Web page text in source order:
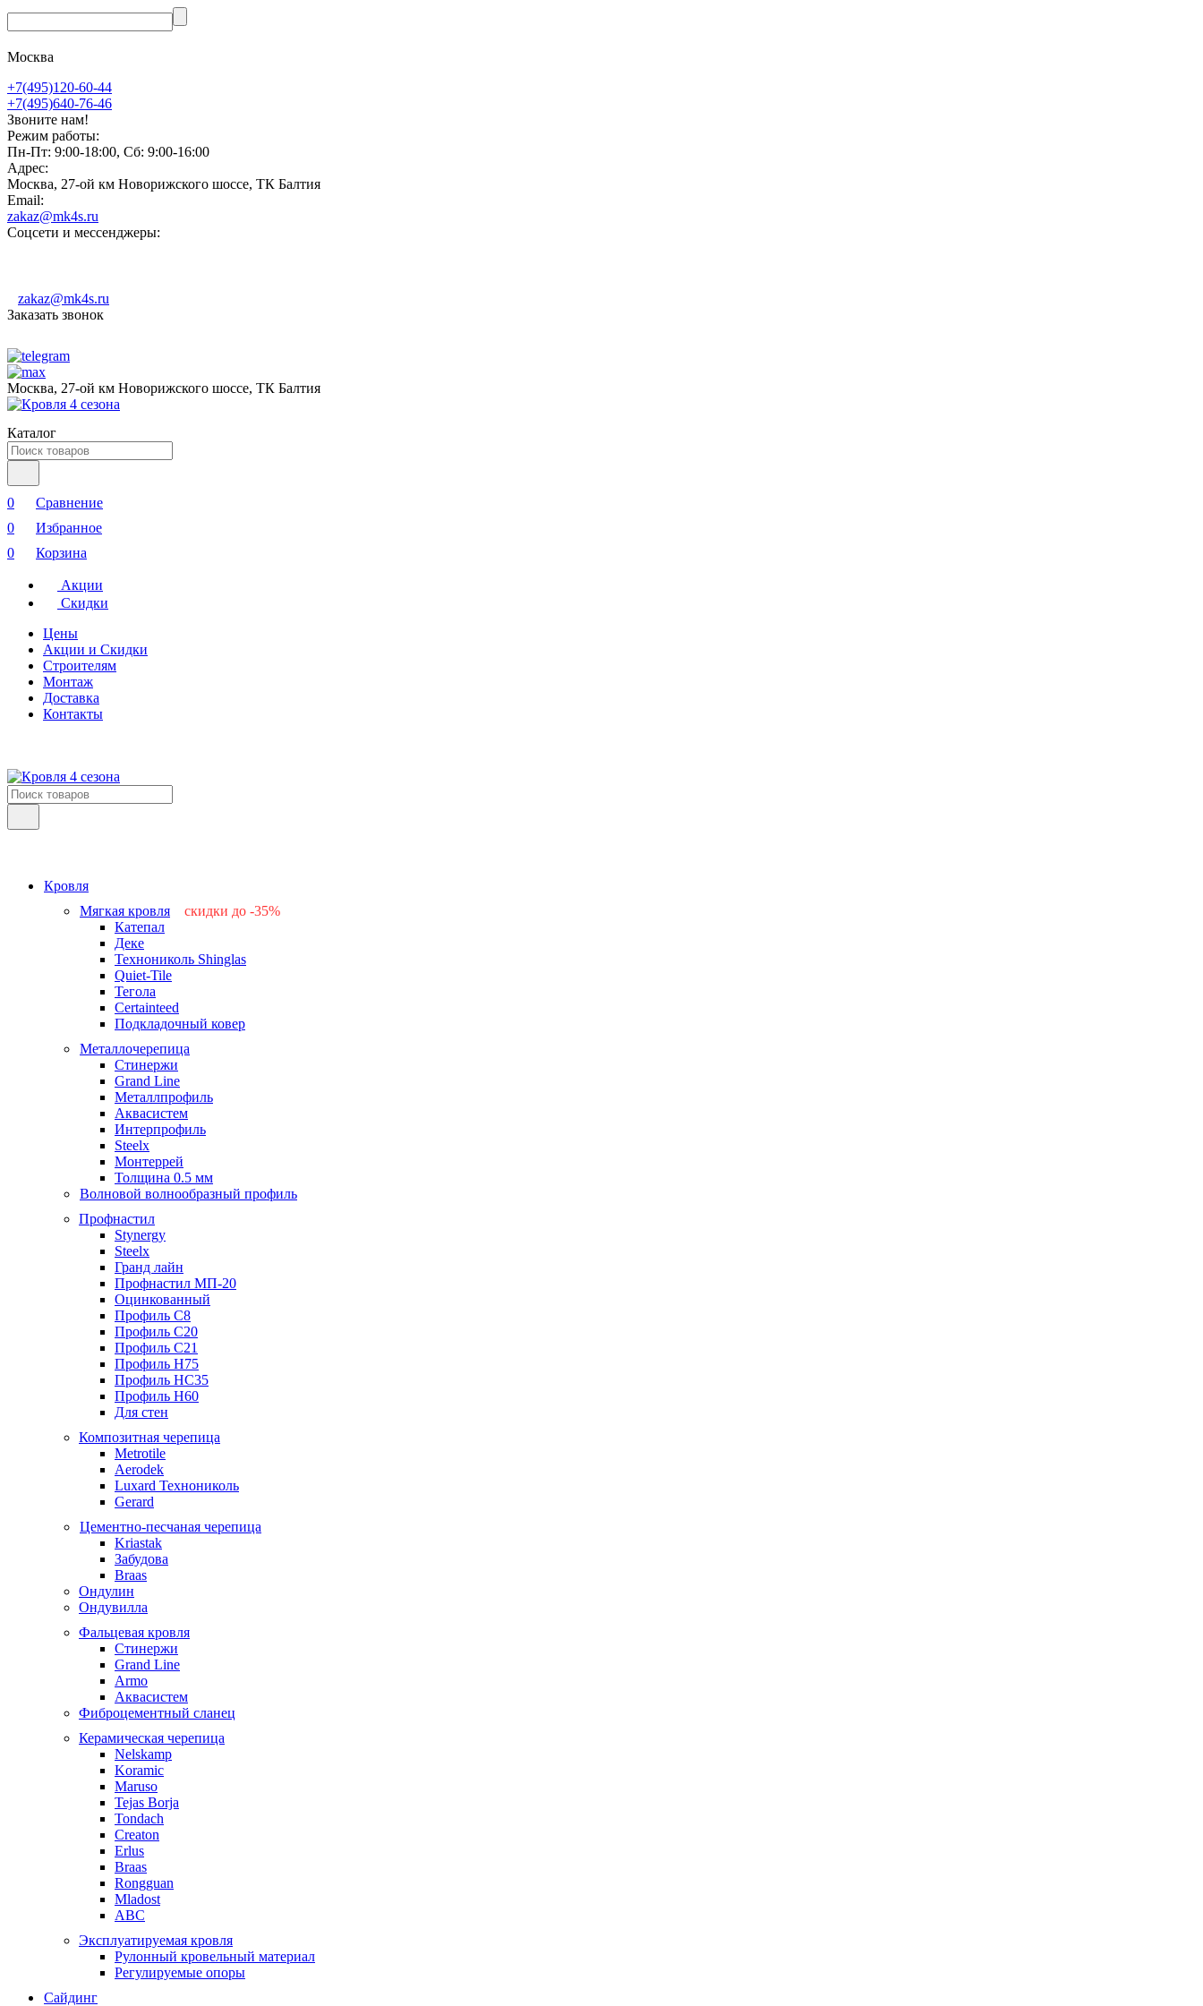
Москва
+7(495)120-60-44
+7(495)640-76-46
Звоните нам!
Режим работы:
Пн-Пт: 9:00-18:00, Сб: 9:00-16:00
Адрес:
Москва, 27-ой км Новорижского шоссе, ТК Балтия
Email:
zakaz@mk4s.ru
Соцсети и мессенджеры:
zakaz@mk4s.ru
Заказать звонок
Москва, 27-ой км Новорижского шоссе, ТК Балтия
Каталог
0
Сравнение
0
Избранное
0
Корзина
Акции
Скидки
Цены
Акции и Скидки
Строителям
Монтаж
Доставка
Контакты
Кровля
Мягкая кровля
скидки до -35%
Катепал
Деке
Технониколь Shinglas
Quiet-Tile
Тегола
Certainteed
Подкладочный ковер
Металлочерепица
Стинержи
Grand Line
Металлпрофиль
Аквасистем
Интерпрофиль
Steelx
Монтеррей
Толщина 0.5 мм
Волновой волнообразный профиль
Профнастил
Stynergy
Steelx
Гранд лайн
Профнастил МП-20
Оцинкованный
Профиль С8
Профиль С20
Профиль С21
Профиль Н75
Профиль НС35
Профиль Н60
Для стен
Композитная черепица
Metrotile
Aerodek
Luxard Технониколь
Gerard
Цементно-песчаная черепица
Kriastak
Забудова
Braas
Ондулин
Ондувилла
Фальцевая кровля
Стинержи
Grand Line
Armo
Аквасистем
Фиброцементный сланец
Керамическая черепица
Nelskamp
Koramic
Maruso
Tejas Borja
Tondach
Creaton
Erlus
Braas
Rongguan
Mladost
ABC
Эксплуатируемая кровля
Рулонный кровельный материал
Регулируемые опоры
Сайдинг